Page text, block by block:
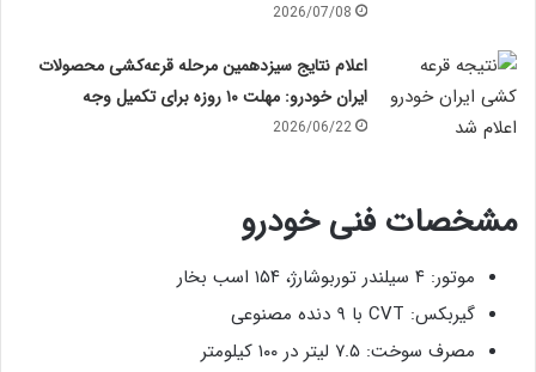
2026/07/08
اعلام نتایج سیزدهمین مرحله قرعه‌کشی محصولات
ایران خودرو: مهلت ۱۰ روزه برای تکمیل وجه
2026/06/22
مشخصات فنی خودرو
موتور: ۴ سیلندر توربوشارژ، ۱۵۴ اسب بخار
گیربکس: CVT با ۹ دنده مصنوعی
مصرف سوخت: ۷.۵ لیتر در ۱۰۰ کیلومتر